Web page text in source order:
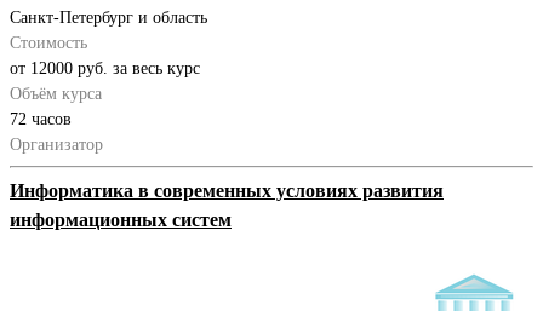
Санкт-Петербург и область
Стоимость
от 12000 руб. за весь курс
Объём курса
72 часов
Организатор
Информатика в современных условиях развития
информационных систем